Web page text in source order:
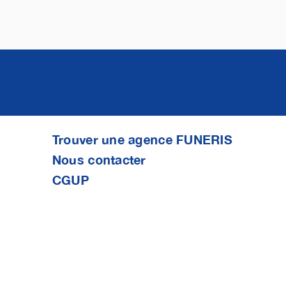
Trouver une agence FUNERIS
Nous contacter
CGUP